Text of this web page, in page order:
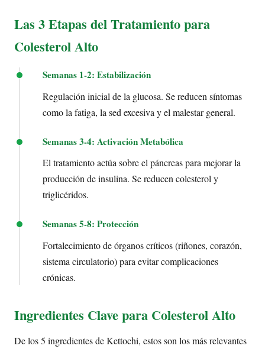
Las 3 Etapas del Tratamiento para
Colesterol Alto
Semanas 1-2: Estabilización
Regulación inicial de la glucosa. Se reducen síntomas
como la fatiga, la sed excesiva y el malestar general.
Semanas 3-4: Activación Metabólica
El tratamiento actúa sobre el páncreas para mejorar la
producción de insulina. Se reducen colesterol y
triglicéridos.
Semanas 5-8: Protección
Fortalecimiento de órganos críticos (riñones, corazón,
sistema circulatorio) para evitar complicaciones
crónicas.
Ingredientes Clave para Colesterol Alto
De los 5 ingredientes de Kettochi, estos son los más relevantes